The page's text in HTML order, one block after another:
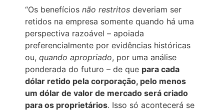
“Os benefícios não restritos deveriam ser
retidos na empresa somente quando há uma
perspectiva razoável – apoiada
preferencialmente por evidências históricas
ou, quando apropriado, por uma análise
ponderada do futuro – de que para cada
dólar retido pela corporação, pelo menos
um dólar de valor de mercado será criado
para os proprietários. Isso só acontecerá se